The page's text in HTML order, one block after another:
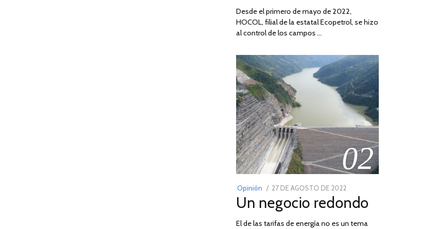
Desde el primero de mayo de 2022,
HOCOL, filial de la estatal Ecopetrol, se hizo
al control de los campos …
02
Opinión
POSTED
ON
27 DE AGOSTO DE 2022
DE
DE
Un negocio redondo
El de las tarifas de energía no es un tema